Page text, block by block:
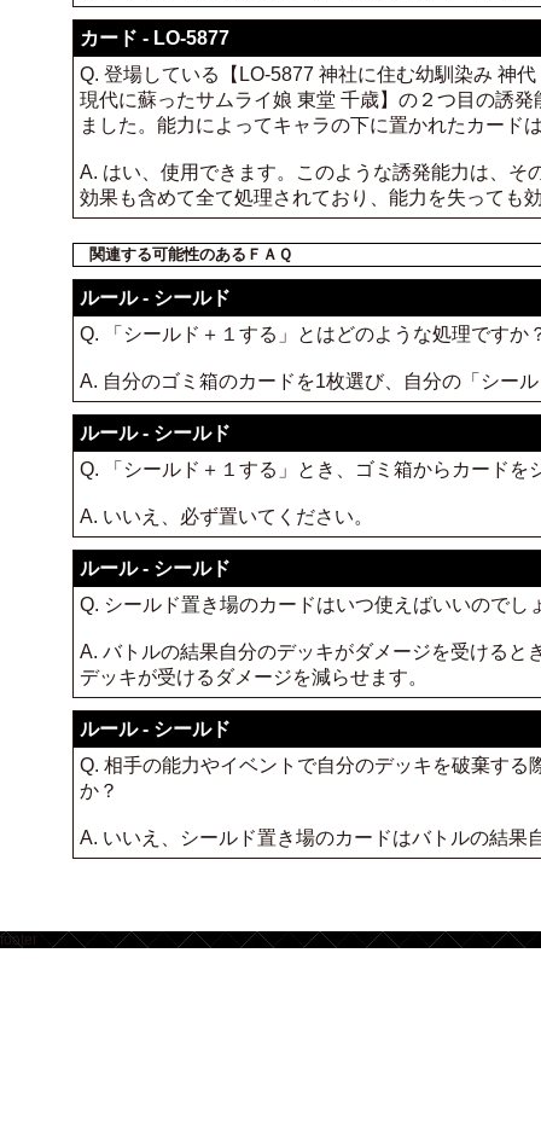
カード - LO-5877
Q. 登場している【LO-5877 神社に住む幼馴染み 神
現代に蘇ったサムライ娘 東堂 千歳】の２つ目の誘
ました。能力によってキャラの下に置かれたカード
A. はい、使用できます。このような誘発能力は、
効果も含めて全て処理されており、能力を失っても
関連する可能性のあるＦＡＱ
ルール - シールド
Q. 「シールド＋１する」とはどのような処理ですか
A. 自分のゴミ箱のカードを1枚選び、自分の「シー
ルール - シールド
Q. 「シールド＋１する」とき、ゴミ箱からカード
A. いいえ、必ず置いてください。
ルール - シールド
Q. シールド置き場のカードはいつ使えばいいのでし
A. バトルの結果自分のデッキがダメージを受ける
デッキが受けるダメージを減らせます。
ルール - シールド
Q. 相手の能力やイベントで自分のデッキを破棄す
か？
A. いいえ、シールド置き場のカードはバトルの結
footer